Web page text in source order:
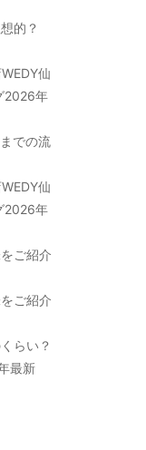
的？
仙
2026年
での流
仙
2026年
ご紹介
ご紹介
らい？
最新